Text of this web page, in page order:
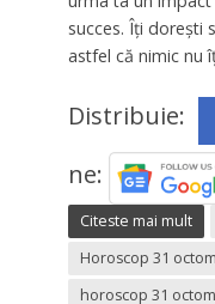
succes. Îți dorești
astfel că nimic nu
Distribuie:
ne:
Citeste mai mult
Horoscop 31
horoscop 31